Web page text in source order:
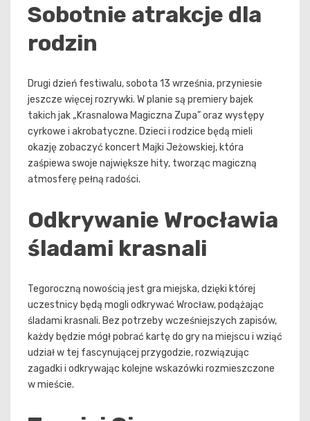
Sobotnie atrakcje dla
rodzin
Drugi dzień festiwalu, sobota 13 września, przyniesie
jeszcze więcej rozrywki. W planie są premiery bajek
takich jak „Krasnalowa Magiczna Zupa” oraz występy
cyrkowe i akrobatyczne. Dzieci i rodzice będą mieli
okazję zobaczyć koncert Majki Jeżowskiej, która
zaśpiewa swoje największe hity, tworząc magiczną
atmosferę pełną radości.
Odkrywanie Wrocławia
śladami krasnali
Tegoroczną nowością jest gra miejska, dzięki której
uczestnicy będą mogli odkrywać Wrocław, podążając
śladami krasnali. Bez potrzeby wcześniejszych zapisów,
każdy będzie mógł pobrać kartę do gry na miejscu i wziąć
udział w tej fascynującej przygodzie, rozwiązując
zagadki i odkrywając kolejne wskazówki rozmieszczone
w mieście.